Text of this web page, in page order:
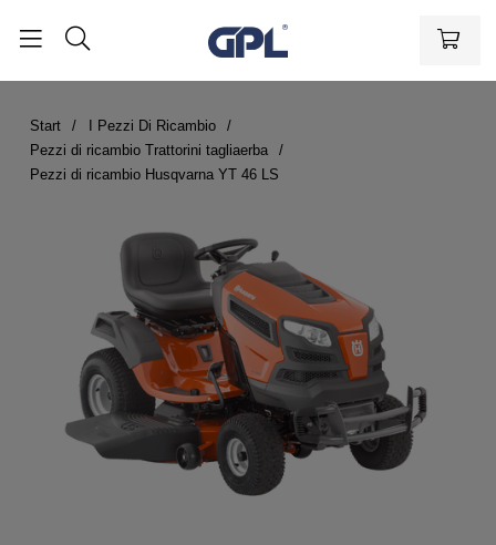
Start
I Pezzi Di Ricambio
Pezzi di ricambio Trattorini tagliaerba
Pezzi di ricambio Husqvarna YT 46 LS